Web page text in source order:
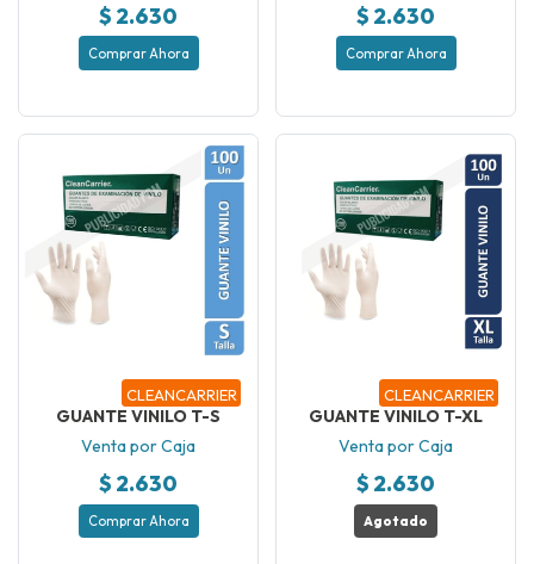
$ 2.630
Comprar Ahora
$ 2.630
Comprar Ahora
CLEANCARRIER
GUANTE VINILO T-S
Venta por Caja
$ 2.630
Comprar Ahora
CLEANCARRIER
GUANTE VINILO T-XL
Venta por Caja
$ 2.630
Agotado